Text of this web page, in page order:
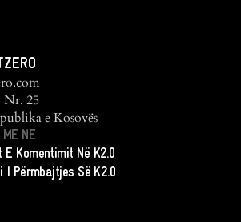
Nr. 25
e Kosovës
ME NE
E Komentimit Në K2.0
I Përmbajtjes Së K2.0